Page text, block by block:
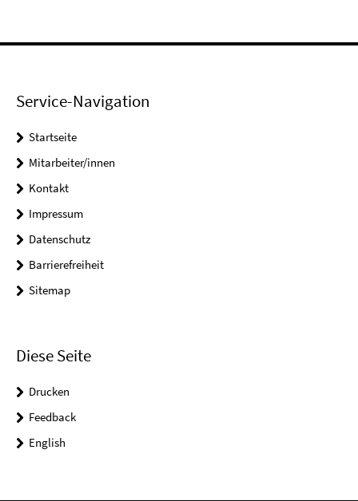
Service-Navigation
Startseite
Mitarbeiter/innen
Kontakt
Impressum
Datenschutz
Barrierefreiheit
Sitemap
Diese Seite
Drucken
Feedback
English